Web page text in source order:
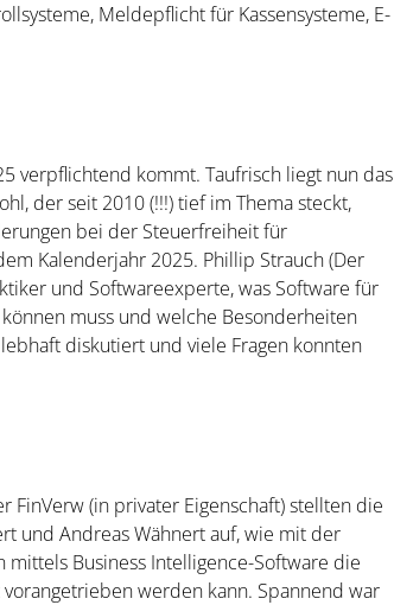
Meldepflicht für Kassensysteme, E-
verpflichtend kommt. Taufrisch liegt nun das
der seit 2010 (!!!) tief im Thema steckt,
bei der Steuerfreiheit für
Kalenderjahr 2025. Phillip Strauch (Der
und Softwareexperte, was Software für
muss und welche Besonderheiten
diskutiert und viele Fragen konnten
FinVerw (in privater Eigenschaft) stellten die
und Andreas Wähnert auf, wie mit der
Business Intelligence-Software die
werden kann. Spannend war